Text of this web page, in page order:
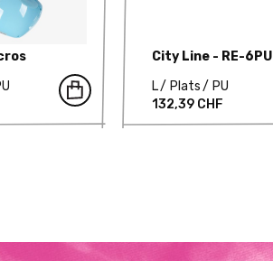
City Line - RE-6PU
L
Plats
PU
132,39 CHF